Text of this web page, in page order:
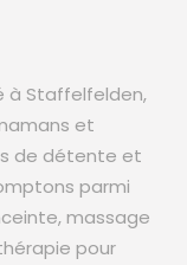
à Staffelfelden,
et
de détente et
parmi
massage
pour